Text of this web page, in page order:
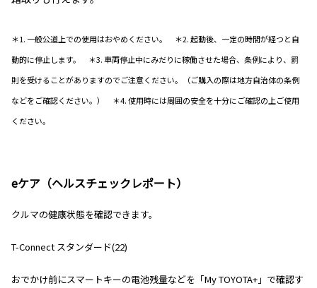
＊1. 一般公道上での使用はおやめください。 ＊2. 起動後、一定の時間が経つと自
動的に停止します。 ＊3. 車両停止中にみだりに稼働させた場合、条例により、罰
則を受けることがありますのでご注意ください。（ご購入の際は地方自治体の条例
などをご確認ください。） ＊4. 使用時には周囲の安全を十分にご確認の上ご使用
ください。
eケア（ヘルスチェックレポート）
クルマの健康状態を確認できます。
T-Connect スタンダード(22)
おでかけ前にスマートキーの電池残量などを「My TOYOTA+」で確認す